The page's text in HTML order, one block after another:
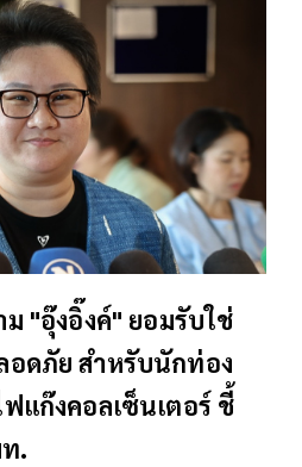
"อุ๊งอิ๊งค์" ยอมรับใช่
อดภัย สำหรับนักท่อง
แก๊งคอลเซ็นเตอร์ ชี้
.